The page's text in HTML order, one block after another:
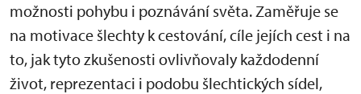
možnosti pohybu i poznávání světa. Zaměřuje se
na motivace šlechty k cestování, cíle jejích cest i na
to, jak tyto zkušenosti ovlivňovaly každodenní
život, reprezentaci i podobu šlechtických sídel,